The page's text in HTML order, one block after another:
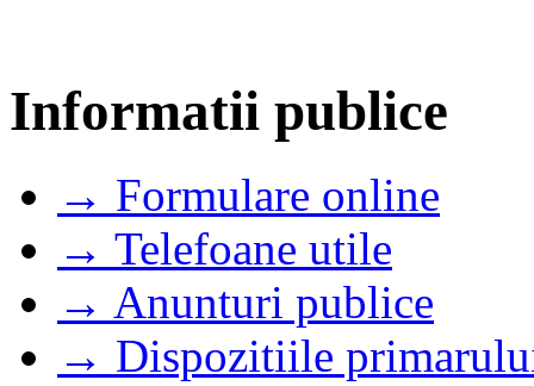
Informatii publice
→ Formulare online
→ Telefoane utile
→ Anunturi publice
→ Dispozitiile